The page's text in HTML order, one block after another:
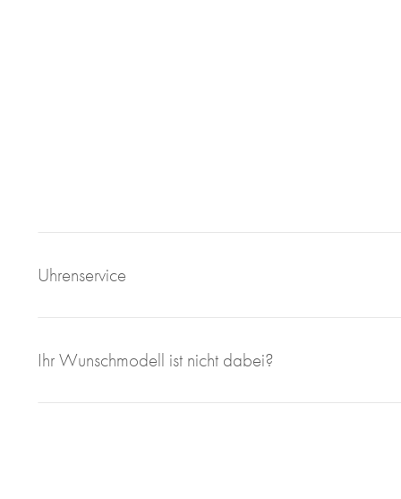
Uhrenservice
Mit großem Engagement, Sachverstand und viel eigener
sorgen wir für einen einwandfreien Uhrenservice bei
Ihr Wunschmodell ist nicht dabei?